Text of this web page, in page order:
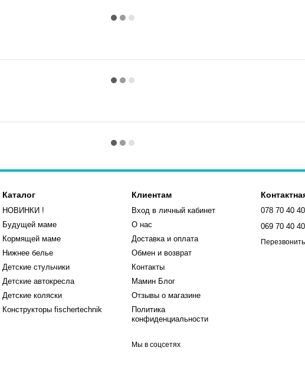
Каталог
НОВИНКИ !
Будущей маме
Кормящей маме
Нижнее белье
Детские стульчики
Детские автокресла
Детские коляски
Конструкторы fischertechnik
Клиентам
Вход в личный кабинет
О нас
Доставка и оплата
Обмен и возврат
Контакты
Мамин Блог
Отзывы о магазине
Политика
конфиденциальности
Мы в соцсетях
078 70 40 40
069 70 40 40